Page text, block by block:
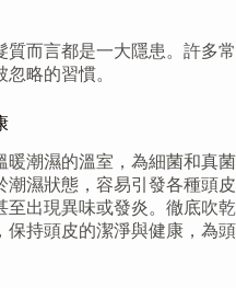
而言都是一大隱患。許多常
略的習慣。
暖潮濕的溫室，為細菌和真菌
濕狀態，容易引發各種頭皮
至出現異味或發炎。徹底吹乾
保持頭皮的潔淨與健康，為頭